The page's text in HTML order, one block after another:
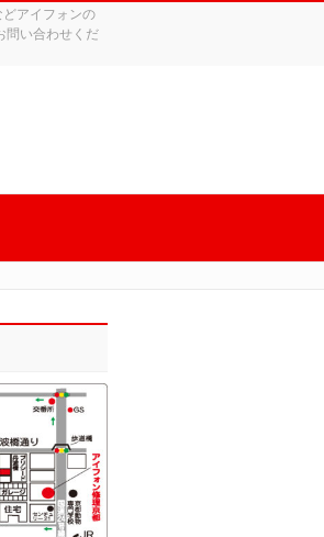
アイフォンの
問い合わせくだ